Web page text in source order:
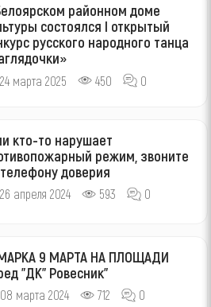
районном доме
состоялся I открытый
русского народного танца
24 марта 2025 450 0
кто-то нарушает
режим, звоните
доверия
26 апреля 2024 593 0
9 МАРТА НА ПЛОЩАДИ
"ДК" Ровесник"
08 марта 2024 712 0